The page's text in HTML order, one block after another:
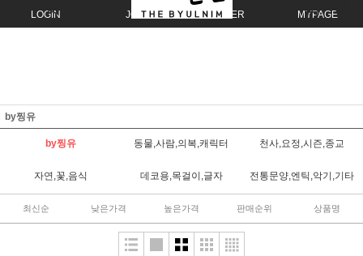
LOGIN JOIN ORDER MYPAGE
by찡유
by찡유 동물,사람,의복,캐릭터 천사,요정,시즌,종교
자연,꽃,음식 데코용,목걸이,글자 전통문양,엔틱,악기,기타
최신순 낮은가격 높은가격 판매순위 상품명